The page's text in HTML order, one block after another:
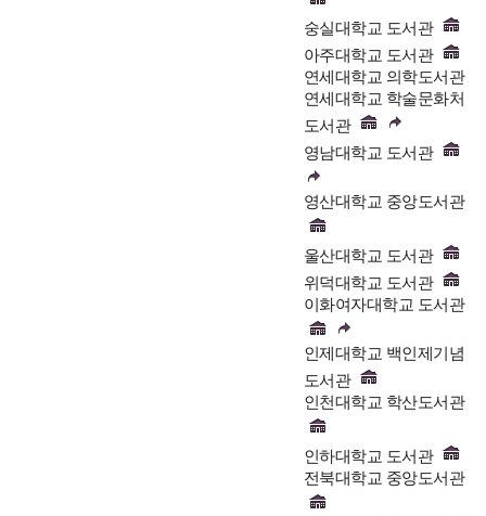
숭실대학교 도서관
아주대학교 도서관
연세대학교 의학도서관
연세대학교 학술문화처
도서관
영남대학교 도서관
영산대학교 중앙도서관
울산대학교 도서관
위덕대학교 도서관
이화여자대학교 도서관
인제대학교 백인제기념
도서관
인천대학교 학산도서관
인하대학교 도서관
전북대학교 중앙도서관